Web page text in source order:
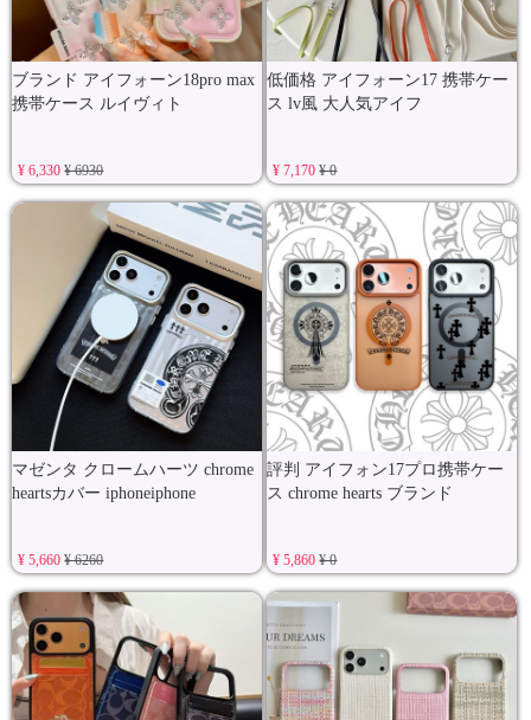
ブランド アイフォーン18pro max
携帯ケース ルイヴィト
¥ 6,330¥ 6930
低価格 アイフォーン17 携帯ケー
ス lv風 大人気アイフ
¥ 7,170¥ 0
マゼンタ クロームハーツ chrome
heartsカバー iphoneiphone
¥ 5,660¥ 6260
評判 アイフォン17プロ携帯ケー
ス chrome hearts ブランド
¥ 5,860¥ 0